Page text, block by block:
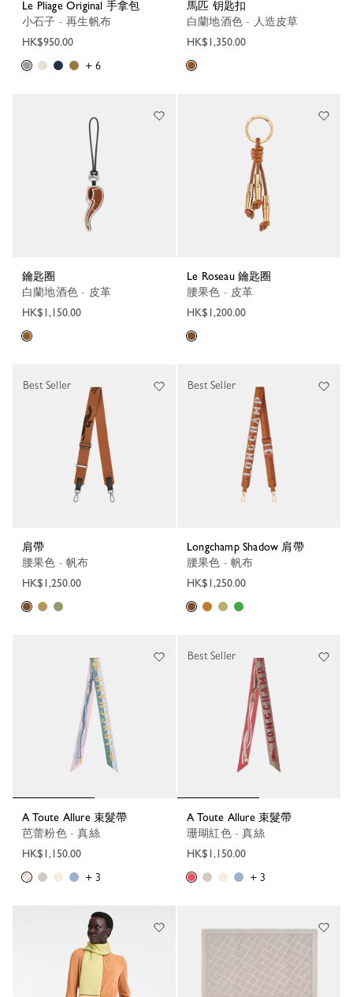
Le Pliage Original 手拿包
小石子 - 再生帆布
HK$950.00
+ 6
馬匹 钥匙扣
白蘭地酒色 - 人造皮草
HK$1,350.00
鑰匙圈
白蘭地酒色 - 皮革
HK$1,150.00
Le Roseau 鑰匙圈
腰果色 - 皮革
HK$1,200.00
肩帶
腰果色 - 帆布
HK$1,250.00
Best Seller
Longchamp Shadow 肩帶
腰果色 - 帆布
HK$1,250.00
Best Seller
A Toute Allure 束髮帶
芭蕾粉色 - 真絲
HK$1,150.00
+ 3
A Toute Allure 束髮帶
珊瑚紅色 - 真絲
HK$1,150.00
+ 3
Best Seller